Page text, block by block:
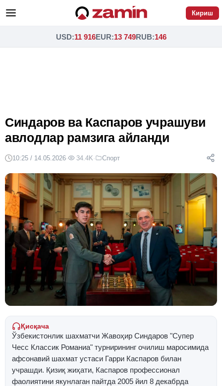
Кириш
USD:11 916EUR:13 749RUB:146
Синдаров ва Каспаров учрашуви
авлодлар рамзига айланди
10:25 / 14.05.2026· 34.4K· Спорт
Қисқача
Ўзбекистонлик шахматчи Жавоҳир Синдаров "Супер
Чесс Классик Романиа" турнирининг очилиш маросимида
афсонавий шахмат устаси Гарри Каспаров билан
учрашди. Қизиқ жиҳати, Каспаров профессионал
фаолиятини якунлаган пайтда 2005 йил 8 декабрда